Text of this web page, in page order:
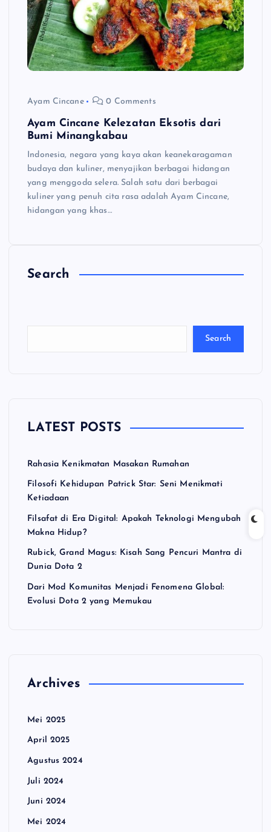
Ayam Cincane 0 Comments
Ayam Cincane Kelezatan Eksotis dari
Bumi Minangkabau
Indonesia, negara yang kaya akan keanekaragaman
budaya dan kuliner, menyajikan berbagai hidangan
yang menggoda selera. Salah satu dari berbagai
kuliner yang penuh cita rasa adalah Ayam Cincane,
hidangan yang khas…
Search
Search
LATEST POSTS
Rahasia Kenikmatan Masakan Rumahan
Filosofi Kehidupan Patrick Star: Seni Menikmati
Ketiadaan
Filsafat di Era Digital: Apakah Teknologi Mengubah
Makna Hidup?
Rubick, Grand Magus: Kisah Sang Pencuri Mantra di
Dunia Dota 2
Dari Mod Komunitas Menjadi Fenomena Global:
Evolusi Dota 2 yang Memukau
Archives
Mei 2025
April 2025
Agustus 2024
Juli 2024
Juni 2024
Mei 2024